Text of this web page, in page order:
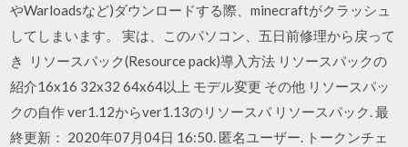
やWarloadsなど)ダウンロードする際、minecraftがクラッシュ
してしまいます。 実は、このパソコン、五日前修理から戻って
き リソースパック(Resource pack)導入方法 リソースパックの
紹介16x16 32x32 64x64以上 モデル変更 その他 リソースパッ
クの自作 ver1.12からver1.13のリソースパ リソースパック. 最
終更新： 2020年07月04日 16:50. 匿名ユーザー. トークンチェ